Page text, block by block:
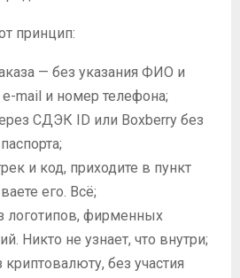
принцип:
— без указания ФИО и
e-mail и номер телефона;
СДЭК ID или Boxberry без
и код, приходите в пункт
его. Всё;
логотипов, фирменных
Никто не узнает, что внутри;
без участия